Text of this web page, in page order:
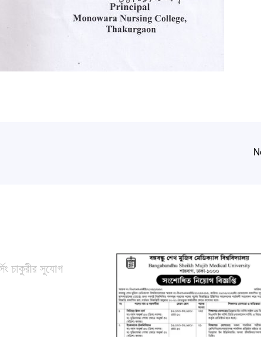
চাকুরীর সুযোগ